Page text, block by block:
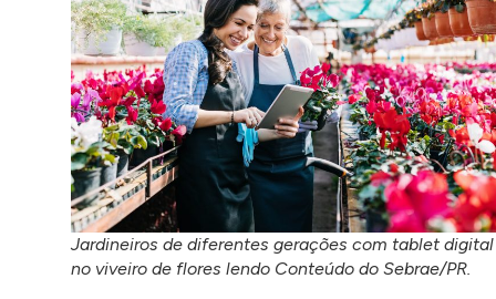
Jardineiros de diferentes gerações com tablet digital
no viveiro de flores lendo Conteúdo do Sebrae/PR.